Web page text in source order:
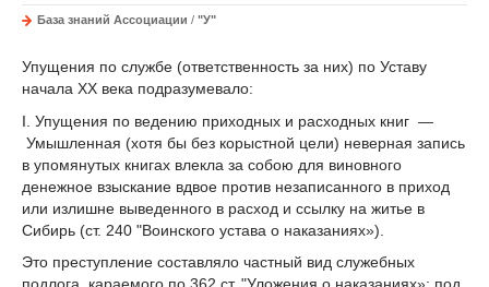
База знаний Ассоциации / "У"
Упущения по службе (ответственность за них) по Уставу
начала XX века подразумевало:
I. Упущения по ведению приходных и расходных книг —
Умышленная (хотя бы без корыстной цели) неверная запись
в упомянутых книгах влекла за собою для виновного
денежное взыскание вдвое против незаписанного в приход
или излишне выведенного в расход и ссылку на житье в
Сибирь (ст. 240 "Воинского устава о наказаниях»).
Это преступление составляло частный вид служебных